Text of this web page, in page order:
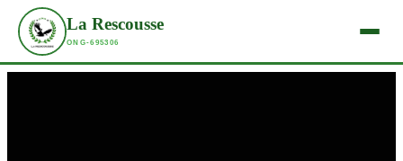
La Rescousse
ONG-695306